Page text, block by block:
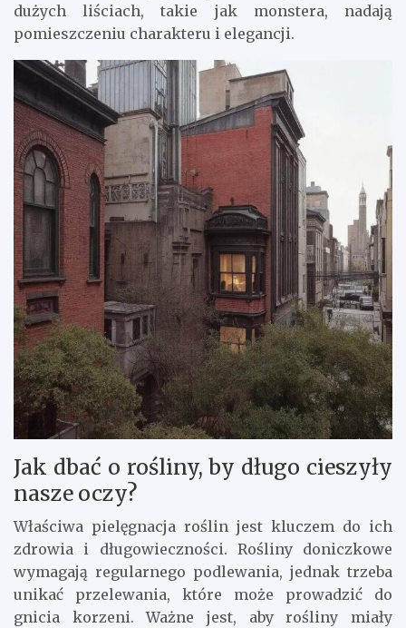
dużych liściach, takie jak monstera, nadają
pomieszczeniu charakteru i elegancji.
Jak dbać o rośliny, by długo cieszyły
nasze oczy?
Właściwa pielęgnacja roślin jest kluczem do ich
zdrowia i długowieczności. Rośliny doniczkowe
wymagają regularnego podlewania, jednak trzeba
unikać przelewania, które może prowadzić do
gnicia korzeni. Ważne jest, aby rośliny miały